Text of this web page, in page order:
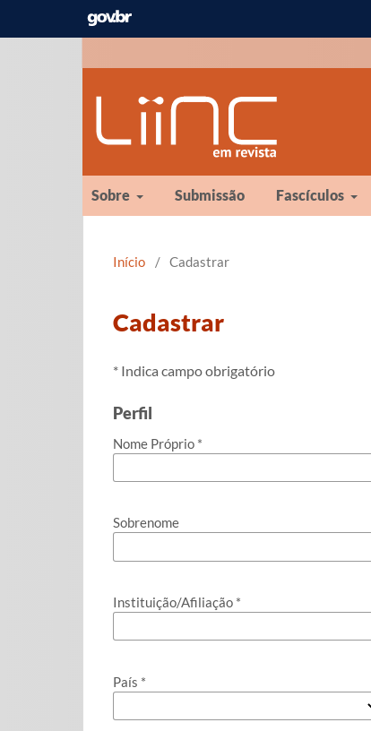
Sobre Submissão Fascículos
Início / Cadastrar
Cadastrar
* Indica campo obrigatório
Perfil
Nome Próprio *
Sobrenome
Instituição/Afiliação *
País *